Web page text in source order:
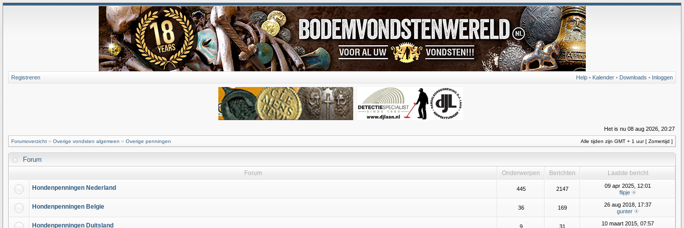
Help • Kalender • Downloads • Inloggen
Registreren
Het is nu 08 aug 2026, 20:27
Forumoverzicht » Overige vondsten algemeen » Overige penningen Alle tijden zijn GMT + 1 uur [ Zomertijd ]
Forum
Forum Onderwerpen Berichten Laatste bericht
Hondenpenningen Nederland 445 2147
09 apr 2025, 12:01
flipje
Hondenpenningen Belgie 36 169
26 aug 2018, 17:37
gunter
Hondenpenningen Duitsland 9 31
10 maart 2015, 07:57